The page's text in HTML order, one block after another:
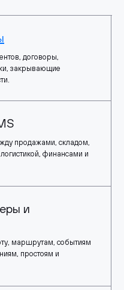
договоры,
закрывающие
продажами, складом,
финансами и
и
маршрутам, событиям
простоям и